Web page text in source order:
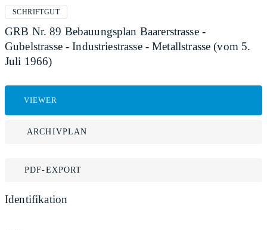
SCHRIFTGUT
GRB Nr. 89 Bebauungsplan Baarerstrasse -
Gubelstrasse - Industriestrasse - Metallstrasse (vom 5.
Juli 1966)
VIEWER
ARCHIVPLAN
PDF-EXPORT
Identifikation